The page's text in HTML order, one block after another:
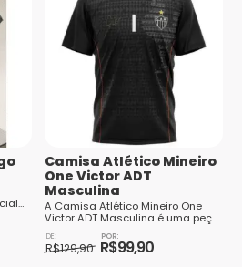
várias
variantes.
opções
podem
escolhidas
na
página
do
produto
Camisa Atlético Mineiro
One Victor ADT
Masculina
A Camisa Atlético Mineiro One
Victor ADT Masculina é uma peça
R$129,90
O
preço R$99,90
O
preço